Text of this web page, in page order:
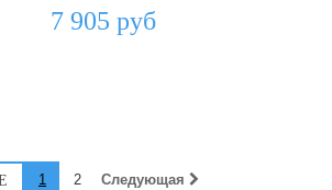
7 905 руб
1 2 Следующая